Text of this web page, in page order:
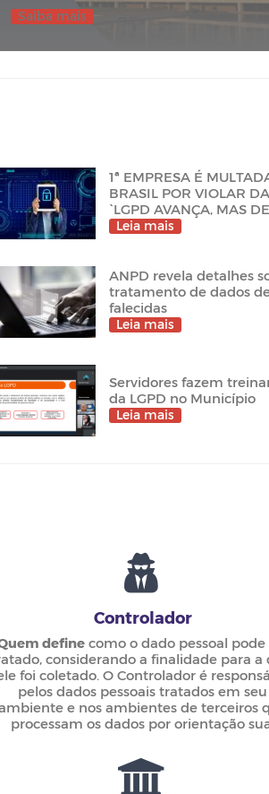
Saiba mais
1ª EMPRESA É
BRASIL POR VIOLAR
`LGPD AVANÇA, MAS
Leia mais
ANPD revela detalhes
tratamento de dados
falecidas
Leia mais
Servidores fazem
da LGPD no Município
Leia mais
Controlador
definecomo o dado pessoal pode
considerando a finalidade para a
foi coletado. O Controlador é
pelos dados pessoais tratados em seu
e nos ambientes de terceiros
processam os dados por orientação